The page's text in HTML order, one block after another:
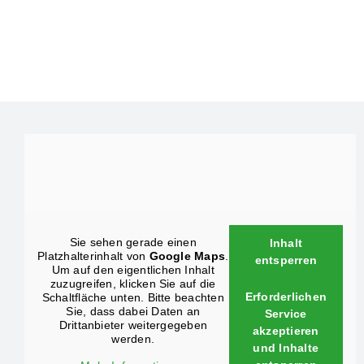
Sie sehen gerade einen
Platzhalterinhalt von Google Maps.
Um auf den eigentlichen Inhalt
zuzugreifen, klicken Sie auf die
Schaltfläche unten. Bitte beachten
Sie, dass dabei Daten an
Drittanbieter weitergegeben
werden.
Inhalt
entsperren
Erforderlichen
Service
akzeptieren
und Inhalte